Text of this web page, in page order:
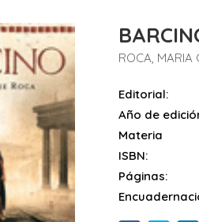
ROCA, MARIA
Editorial:
Año de
Materia
ISBN:
Páginas: